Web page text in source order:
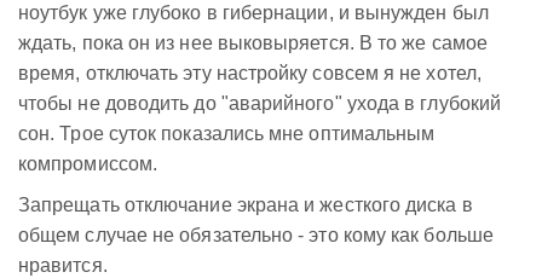
ноутбук уже глубоко в гибернации, и вынужден был
ждать, пока он из нее выковыряется. В то же самое
время, отключать эту настройку совсем я не хотел,
чтобы не доводить до "аварийного" ухода в глубокий
сон. Трое суток показались мне оптимальным
компромиссом.
Запрещать отключание экрана и жесткого диска в
общем случае не обязательно - это кому как больше
нравится.